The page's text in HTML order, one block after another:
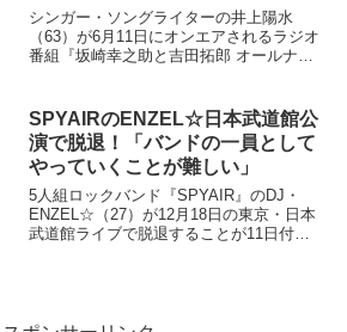
シンガー・ソングライターの井上陽水
（63）が6月11日にオンエアされるラジオ
番組『坂崎幸之助と吉田拓郎 オールナイ
井上が番組パーソナリティーも務める吉
田拓郎（66）...
SPYAIRのENZEL☆日本武道館公
演で脱退！「バンドの一員として
やっていくことが難しい」
5人組ロックバンド『SPYAIR』のDJ・
ENZEL☆（27）が12月18日の東京・日本
武道館ライブで脱退することが11日付の